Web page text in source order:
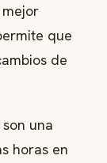
que
de
una
horas en